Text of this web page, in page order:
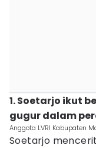
1. Soetarjo ikut
gugur dalam
Anggota LVRI Kabupaten
Soetarjo